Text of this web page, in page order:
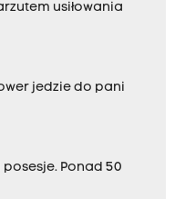
usiłowania
jedzie do pani
posesje. Ponad 50